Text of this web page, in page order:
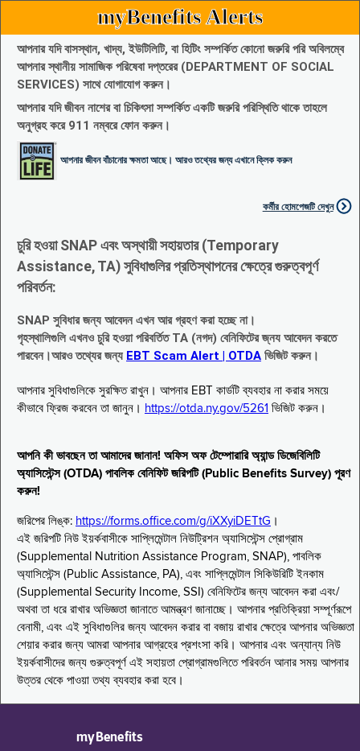
myBenefits Alerts
আপনার যদি বাসস্থান, খাদ্য, ইউটিলিটি, বা হিটিং সম্পর্কিত কোনো জরুরি পরি অবিলম্বে
আপনার স্থানীয় সামাজিক পরিষেবা দপ্তরের (DEPARTMENT OF SOCIAL
SERVICES) সাথে যোগাযোগ করুন।
আপনার যদি জীবন নাশের বা চিকিৎসা সম্পর্কিত একটি জরুরি পরিস্থিতি থাকে তাহলে
অনুগ্রহ করে 911 নম্বরে ফোন করুন।
আপনার জীবন বাঁচানোর ক্ষমতা আছে। আরও তথ্যের জন্য এখানে ক্লিক করুন
কর্মীর হোমপেজটি দেখুন
চুরি হওয়া SNAP এবং অস্থায়ী সহায়তার (Temporary
Assistance, TA) সুবিধাগুলির প্রতিস্থাপনের ক্ষেত্রে গুরুত্বপূর্ণ
পরিবর্তন:
SNAP সুবিধার জন্য আবেদন এখন আর গ্রহণ করা হচ্ছে না।
গৃহস্থালিগুলি এখনও চুরি হওয়া পরিবর্তিত TA (নগদ) বেনিফিটের জ্নয আবেদন করতে
পারবেন।আরও তথ্যের জন্য EBT Scam Alert | OTDA ভিজিট করুন।
আপনার সুবিধাগুলিকে সুরক্ষিত রাখুন। আপনার EBT কার্ডটি ব্যবহার না করার সময়ে
কীভাবে ফ্রিজ করবেন তা জানুন। https://otda.ny.gov/5261 ভিজিট করুন।
আপনি কী ভাবছেন তা আমাদের জানান! অফিস অফ টেম্পোরারি অ্যান্ড ডিজেবিলিটি
অ্যাসিস্টেন্স (OTDA) পাবলিক বেনিফিট জরিপটি (Public Benefits Survey) পূরণ
করুন!
জরিপের লিঙ্ক: https://forms.office.com/g/iXXyiDETtG ।
এই জরিপটি নিউ ইয়র্কবাসীকে সাপ্লিমেন্টাল নিউট্রিশন অ্যাসিস্টেন্স প্রোগ্রাম
(Supplemental Nutrition Assistance Program, SNAP), পাবলিক
অ্যাসিস্টেন্স (Public Assistance, PA), এবং সাপ্লিমেন্টাল সিকিউরিটি ইনকাম
(Supplemental Security Income, SSI) বেনিফিটের জন্য আবেদন করা এবং/
অথবা তা ধরে রাখার অভিজ্ঞতা জানাতে আমন্ত্রণ জানাচ্ছে। আপনার প্রতিক্রিয়া সম্পূর্ণরূপে
বেনামী, এবং এই সুবিধাগুলির জন্য আবেদন করার বা বজায় রাখার ক্ষেত্রে আপনার অভিজ্ঞতা
শেয়ার করার জন্য আমরা আপনার আগ্রহের প্রশংসা করি। আপনার এবং অন্যান্য নিউ
ইয়র্কবাসীদের জন্য গুরুত্বপূর্ণ এই সহায়তা প্রোগ্রামগুলিতে পরিবর্তন আনার সময় আপনার
উত্তর থেকে পাওয়া তথ্য ব্যবহার করা হবে।
myBenefits